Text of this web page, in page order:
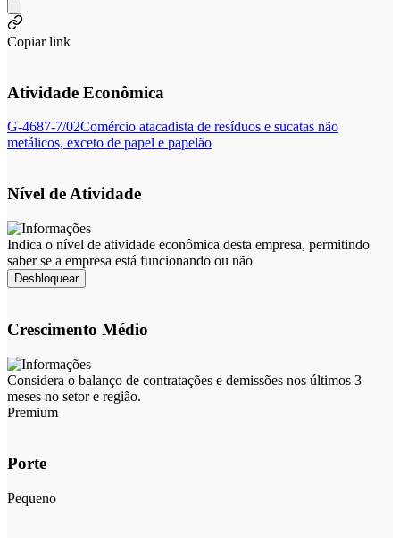
Copiar link
Atividade Econômica
G-4687-7/02Comércio atacadista de resíduos e sucatas não
metálicos, exceto de papel e papelão
Nível de Atividade
Indica o nível de atividade econômica desta empresa, permitindo
saber se a empresa está funcionando ou não
Desbloquear
Crescimento Médio
Considera o balanço de contratações e demissões nos últimos 3
meses no setor e região.
Premium
Porte
Pequeno